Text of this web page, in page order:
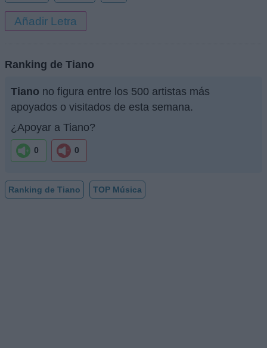
Añadir Letra
Ranking de Tiano
Tiano no figura entre los 500 artistas más
apoyados o visitados de esta semana.
¿Apoyar a Tiano?
0 0
Ranking de Tiano TOP Música